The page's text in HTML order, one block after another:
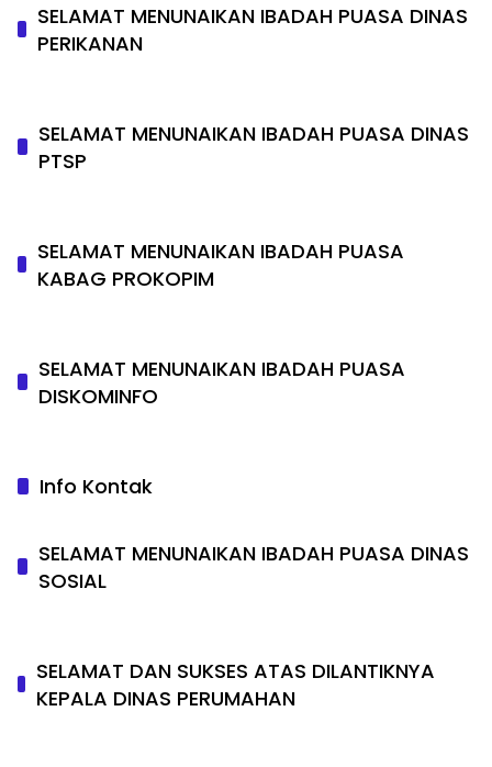
SELAMAT MENUNAIKAN IBADAH PUASA DINAS
PERIKANAN
SELAMAT MENUNAIKAN IBADAH PUASA DINAS
PTSP
SELAMAT MENUNAIKAN IBADAH PUASA
KABAG PROKOPIM
SELAMAT MENUNAIKAN IBADAH PUASA
DISKOMINFO
Info Kontak
SELAMAT MENUNAIKAN IBADAH PUASA DINAS
SOSIAL
SELAMAT DAN SUKSES ATAS DILANTIKNYA
KEPALA DINAS PERUMAHAN